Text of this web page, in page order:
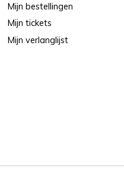
Mijn bestellingen
Mijn tickets
Mijn verlanglijst